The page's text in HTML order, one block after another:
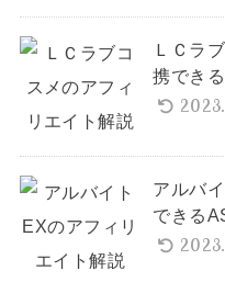
ＬＣラ
携でき
アルバ
できる